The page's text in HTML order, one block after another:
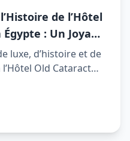
de l’Hôtel
: Un Joyau
luxe, d’histoire et de
Old Cataract
day tours in luxor
d’un day trip to